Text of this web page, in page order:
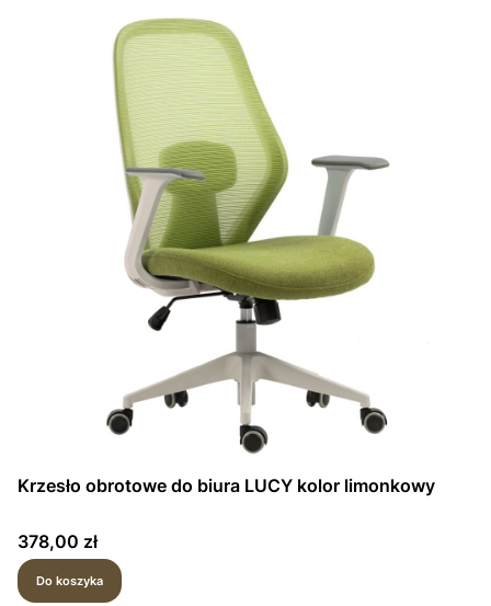
Krzesło obrotowe do biura LUCY kolor limonkowy
Cena
378,00 zł
Do koszyka